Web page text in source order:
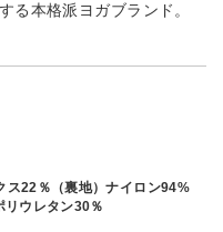
る本格派ヨガブランド。
ス22％（裏地）ナイロン94%
ウレタン30％